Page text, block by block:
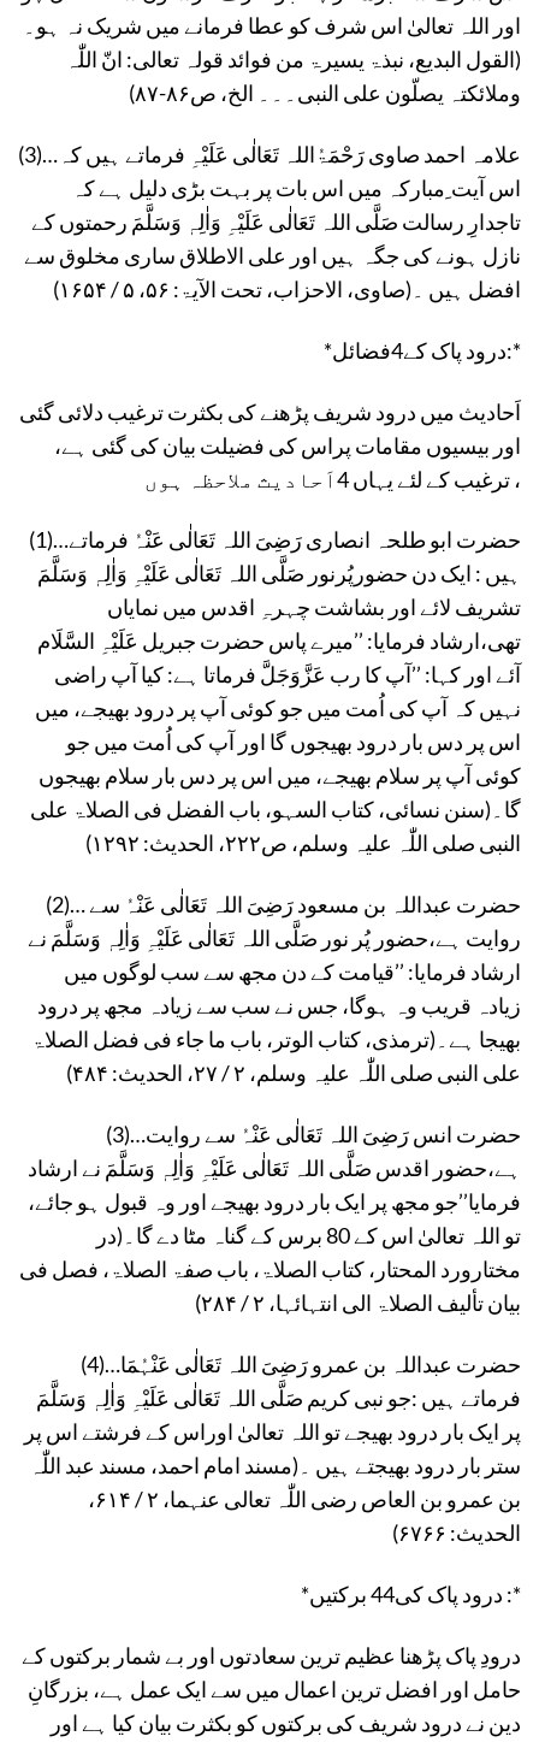
اور اللہ تعالیٰ اس شرف کو عطا فرمانے میں شریک نہ ہو۔
(القول البدیع، نبذۃ یسیرۃ من فوائد قولہ تعالی: انّ اللّٰہ
وملائکتہ یصلّون علی النبی۔۔۔ الخ، ص۸۶-۸۷)
(3)…علامہ احمد صاوی رَحْمَۃُاللہ تَعَالٰی عَلَیْہِ فرماتے ہیں کہ
اس آیت ِمبارکہ میں اس بات پر بہت بڑی دلیل ہے کہ
تاجدارِ رسالت صَلَّی اللہ تَعَالٰی عَلَیْہِ وَاٰلِہٖ وَسَلَّمَ رحمتوں کے
نازل ہونے کی جگہ ہیں اور علی الاطلاق ساری مخلوق سے
افضل ہیں ۔(صاوی، الاحزاب، تحت الآیۃ: ۵۶، ۵ / ۱۶۵۴)
*درود پاک کے4فضائل:*
اَحادیث میں درود شریف پڑھنے کی بکثرت ترغیب دلائی گئی
اور بیسیوں مقامات پراس کی فضیلت بیان کی گئی ہے،
ترغیب کے لئے یہاں 4اَحادیث ملاحظہ ہوں ،
(1)…حضرت ابو طلحہ انصاری رَضِیَ اللہ تَعَالٰی عَنْہُ فرماتے
ہیں : ایک دن حضورپُرنور صَلَّی اللہ تَعَالٰی عَلَیْہِ وَاٰلِہٖ وَسَلَّمَ
تشریف لائے اور بشاشت چہرہِ اقدس میں نمایاں
تھی،ارشاد فرمایا: ’’میرے پاس حضرت جبریل عَلَیْہِ السَّلَام
آئے اور کہا: ’’آپ کا رب عَزَّوَجَلَّ فرماتا ہے: کیا آپ راضی
نہیں کہ آپ کی اُمت میں جو کوئی آپ پر درود بھیجے، میں
اس پر دس بار درود بھیجوں گا اور آپ کی اُمت میں جو
کوئی آپ پر سلام بھیجے، میں اس پر دس بار سلام بھیجوں
گا۔(سنن نسائی، کتاب السہو، باب الفضل فی الصلاۃ علی
النبی صلی اللّٰہ علیہ وسلم، ص۲۲۲، الحدیث: ۱۲۹۲)
(2)… حضرت عبداللہ بن مسعود رَضِیَ اللہ تَعَالٰی عَنْہُ سے
روایت ہے،حضور پُر نور صَلَّی اللہ تَعَالٰی عَلَیْہِ وَاٰلِہٖ وَسَلَّمَ نے
ارشاد فرمایا: ’’قیامت کے دن مجھ سے سب لوگوں میں
زیادہ قریب وہ ہوگا، جس نے سب سے زیادہ مجھ پر درود
بھیجا ہے۔(ترمذی، کتاب الوتر، باب ما جاء فی فضل الصلاۃ
علی النبی صلی اللّٰہ علیہ وسلم، ۲ / ۲۷، الحدیث: ۴۸۴)
(3)…حضرت انس رَضِیَ اللہ تَعَالٰی عَنْہُ سے روایت
ہے،حضور اقدس صَلَّی اللہ تَعَالٰی عَلَیْہِ وَاٰلِہٖ وَسَلَّمَ نے ارشاد
فرمایا’’جو مجھ پر ایک بار درود بھیجے اور وہ قبول ہو جائے،
تو اللہ تعالیٰ اس کے 80 برس کے گناہ مٹا دے گا۔(در
مختارورد المحتار، کتاب الصلاۃ، باب صفۃ الصلاۃ، فصل فی
بیان تألیف الصلاۃ الی انتہائہا، ۲ / ۲۸۴)
(4)…حضرت عبداللہ بن عمرو رَضِیَ اللہ تَعَالٰی عَنْہُمَا
فرماتے ہیں :جو نبی کریم صَلَّی اللہ تَعَالٰی عَلَیْہِ وَاٰلِہٖ وَسَلَّمَ
پر ایک بار درود بھیجے تو اللہ تعالیٰ اوراس کے فرشتے اس پر
ستر بار درود بھیجتے ہیں ۔(مسند امام احمد، مسند عبد اللّٰہ
بن عمرو بن العاص رضی اللّٰہ تعالی عنہما، ۲ / ۶۱۴،
الحدیث: ۶۷۶۶)
*درود پاک کی44 برکتیں :*
درودِ پاک پڑھنا عظیم ترین سعادتوں اور بے شمار برکتوں کے
حامل اور افضل ترین اعمال میں سے ایک عمل ہے، بزرگانِ
دین نے درود شریف کی برکتوں کو بکثرت بیان کیا ہے اور